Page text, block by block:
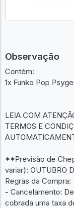
Observação
Contém:
1x Funko Pop
LEIA COM
TERMOS E
**Previsão de
variar): OUTUBRO
Regras da Compra:
- Cancelamento:
cobrada uma taxa